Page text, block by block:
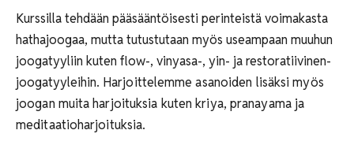
Kurssilla tehdään pääsääntöisesti perinteistä voimakasta
hathajoogaa, mutta tutustutaan myös useampaan muuhun
joogatyyliin kuten flow-, vinyasa-, yin- ja restoratiivinen-
joogatyyleihin. Harjoittelemme asanoiden lisäksi myös
joogan muita harjoituksia kuten kriya, pranayama ja
meditaatioharjoituksia.